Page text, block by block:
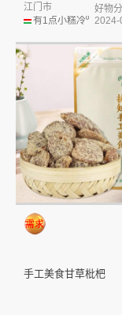
有1点小糕冷⁰
江门市
好物
2024-
手工美食甘草枇杷